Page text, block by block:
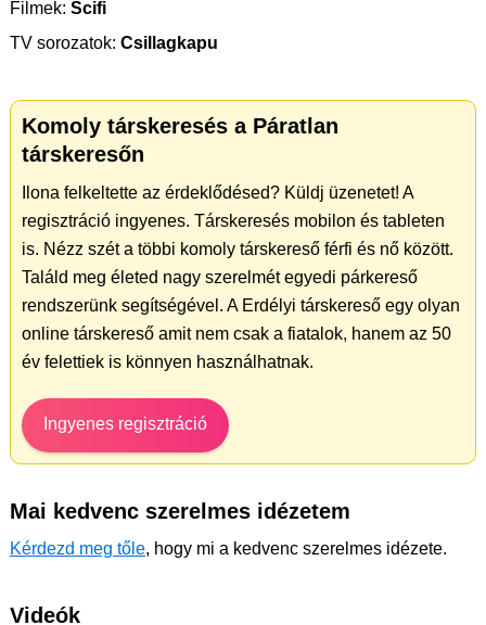
Filmek: Scifi
TV sorozatok: Csillagkapu
Komoly társkeresés a Páratlan
társkeresőn
Ilona felkeltette az érdeklődésed? Küldj üzenetet! A
regisztráció ingyenes. Társkeresés mobilon és tableten
is. Nézz szét a többi komoly társkereső férfi és nő között.
Találd meg életed nagy szerelmét egyedi párkereső
rendszerünk segítségével. A Erdélyi társkereső egy olyan
online társkereső amit nem csak a fiatalok, hanem az 50
év felettiek is könnyen használhatnak.
Ingyenes regisztráció
Mai kedvenc szerelmes idézetem
Kérdezd meg tőle, hogy mi a kedvenc szerelmes idézete.
Videók